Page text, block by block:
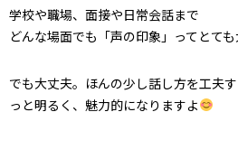
学校や職場、面接や日常会話まで――
どんな場面でも「声の印象」ってとても
でも大丈夫。ほんの少し話し方を工夫
っと明るく、魅力的になりますよ